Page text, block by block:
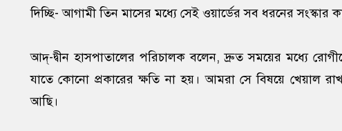
দিচ্ছি- আগামী তিন মাসের মধ্যে সেই ওয়ার্ডের সব ধরনের সংস্কার
আদ্-দ্বীন হাসপাতালের পরিচালক বলেন, দ্রুত সময়ের মধ্যে
যাতে কোনো প্রকারের ক্ষতি না হয়। আমরা সে বিষয়ে খেয়াল
আছি।